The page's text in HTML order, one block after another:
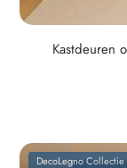
Kastdeuren
DecoLegno Collectie